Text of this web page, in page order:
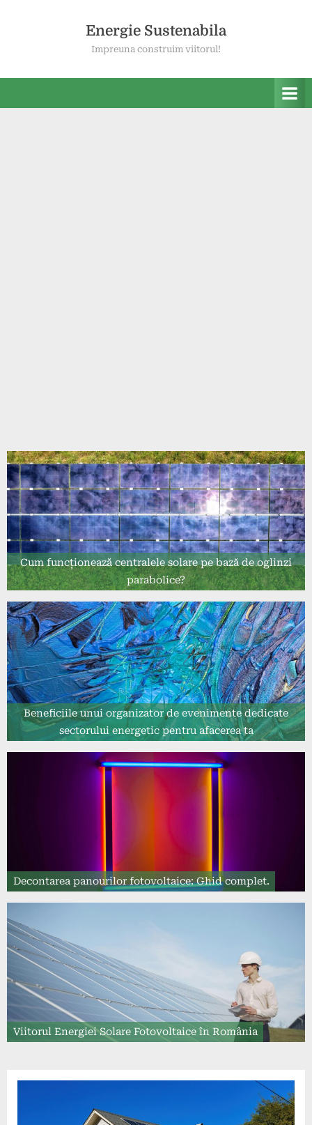
Energie Sustenabila
Impreuna construim viitorul!
Cum funcționează centralele solare pe bază de oglinzi
parabolice?
Beneficiile unui organizator de evenimente dedicate
sectorului energetic pentru afacerea ta
Decontarea panourilor fotovoltaice: Ghid complet.
Viitorul Energiei Solare Fotovoltaice în România